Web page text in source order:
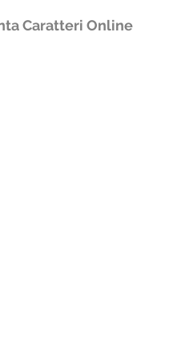
Caratteri Online